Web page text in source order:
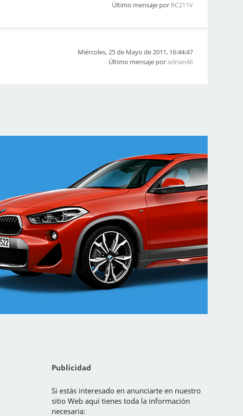
Último mensaje por RC211V
Miércoles, 25 de Mayo de 2011, 16:44:47
Último mensaje poradrian46
Publicidad
Si estás interesado en anunciarte en nuestro
sitio Web aquí tienes toda la información
necesaria: